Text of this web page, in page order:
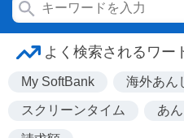
よく検索されるワー
My SoftBank 海外あん
スクリーンタイム あ